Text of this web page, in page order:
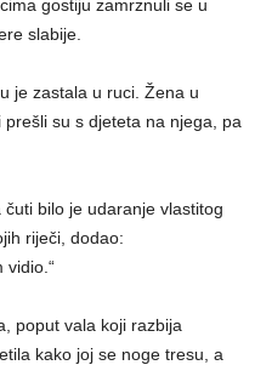
gostiju zamrznuli se u
slabije.
je zastala u ruci. Žena u
su s djeteta na njega, pa
bilo je udaranje vlastitog
riječi, dodao:
vidio.“
poput vala koji razbija
kako joj se noge tresu, a